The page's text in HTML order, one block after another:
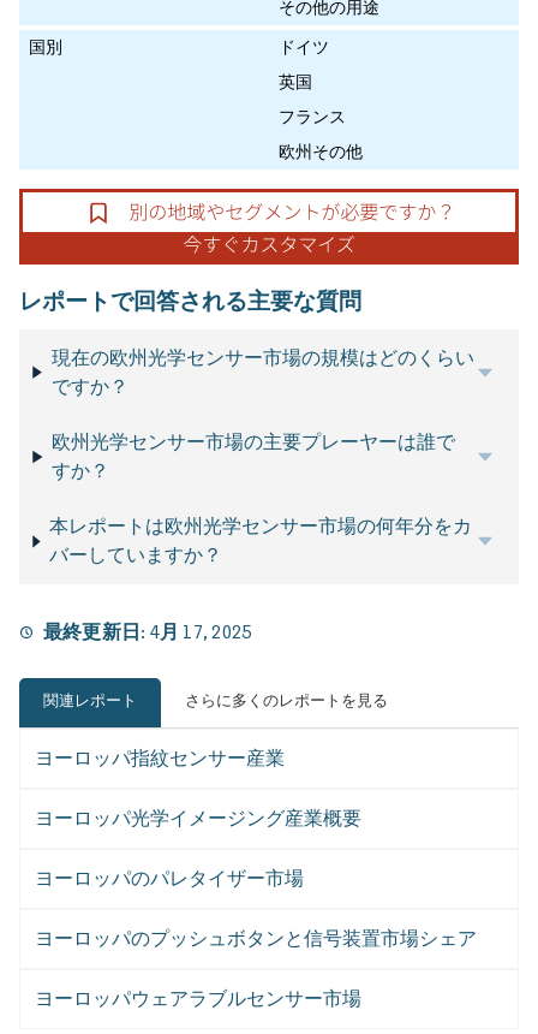
その他の用途
国別
ドイツ
英国
フランス
欧州その他
レポートで回答される主要な質問
現在の欧州光学センサー市場の規模はどのくらい
ですか？
欧州光学センサー市場の主要プレーヤーは誰で
すか？
本レポートは欧州光学センサー市場の何年分をカ
バーしていますか？
最終更新日: 4月 17, 2025
関連レポート さらに多くのレポートを見る
ヨーロッパ指紋センサー産業
ヨーロッパ光学イメージング産業概要
ヨーロッパのパレタイザー市場
ヨーロッパのプッシュボタンと信号装置市場シェア
ヨーロッパウェアラブルセンサー市場